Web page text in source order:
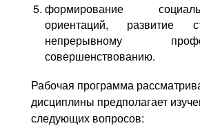
формирование
ориентаций, развитие
непрерывному
совершенствованию.
Рабочая программа
дисциплины предполагает
следующих вопросов: